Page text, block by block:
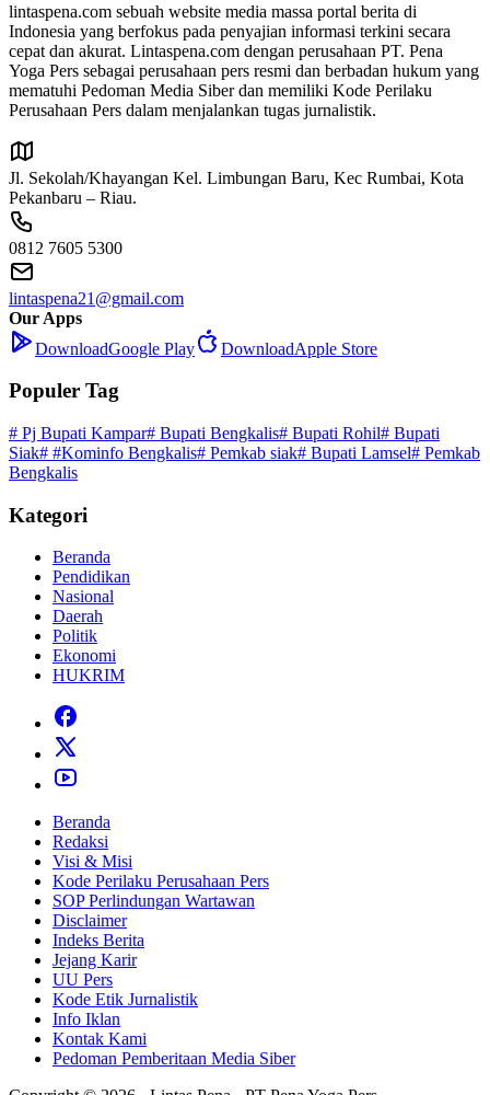
lintaspena.com sebuah website media massa portal berita di
Indonesia yang berfokus pada penyajian informasi terkini secara
cepat dan akurat. Lintaspena.com dengan perusahaan PT. Pena
Yoga Pers sebagai perusahaan pers resmi dan berbadan hukum yang
mematuhi Pedoman Media Siber dan memiliki Kode Perilaku
Perusahaan Pers dalam menjalankan tugas jurnalistik.
Jl. Sekolah/Khayangan Kel. Limbungan Baru, Kec Rumbai, Kota
Pekanbaru – Riau.
0812 7605 5300
lintaspena21@gmail.com
Our Apps
DownloadGoogle Play DownloadApple Store
Populer Tag
# Pj Bupati Kampar# Bupati Bengkalis# Bupati Rohil# Bupati
Siak# #Kominfo Bengkalis# Pemkab siak# Bupati Lamsel# Pemkab
Bengkalis
Kategori
Beranda
Pendidikan
Nasional
Daerah
Politik
Ekonomi
HUKRIM
Beranda
Redaksi
Visi & Misi
Kode Perilaku Perusahaan Pers
SOP Perlindungan Wartawan
Disclaimer
Indeks Berita
Jejang Karir
UU Pers
Kode Etik Jurnalistik
Info Iklan
Kontak Kami
Pedoman Pemberitaan Media Siber